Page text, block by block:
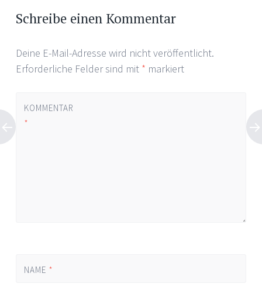
Schreibe einen Kommentar
Deine E-Mail-Adresse wird nicht veröffentlicht.
Erforderliche Felder sind mit * markiert
KOMMENTAR
*
NAME *